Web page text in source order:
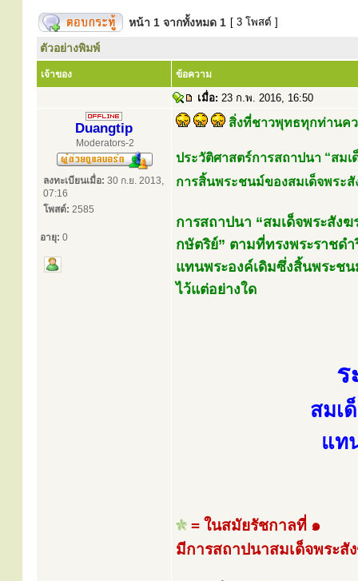
หน้า 1 จากทั้งหมด 1 [ 3 โพสต์ ]
ตัวอย่างพิมพ์
เจ้าของ ข้อความ
เมื่อ: 23 ก.พ. 2016, 16:50
Duangtip
Moderators-2
ลงทะเบียนเมื่อ: 30 ก.ย. 2013,
07:16
โพสต์: 2585
อายุ: 0
สิ่งที่ชาวพุทธทุกท่านค
ประวัติศาสตร์การสถาปนา “สม
การสิ้นพระชนม์ของสมเด็จพระ
การสถาปนา “สมเด็จพระสัง
กษัตริย์” ตามที่ทรงพระราชด
แทนพระองค์เดิมซึ่งสิ้นพระช
ไว้แต่อย่างใด
ร
สมเ
แท
= ในสมัยรัชกาลที่ ๑
มีการสถาปนาสมเด็จพระสั